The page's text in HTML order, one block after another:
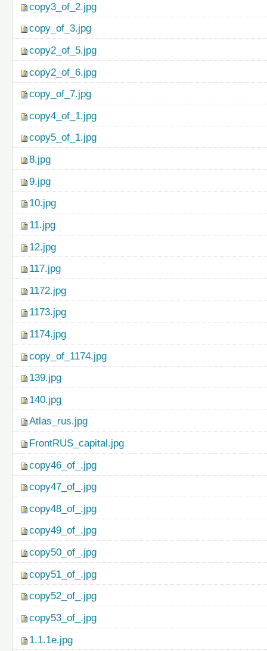
copy3_of_2.jpg
copy_of_3.jpg
copy2_of_5.jpg
copy2_of_6.jpg
copy_of_7.jpg
copy4_of_1.jpg
copy5_of_1.jpg
8.jpg
9.jpg
10.jpg
11.jpg
12.jpg
117.jpg
1172.jpg
1173.jpg
1174.jpg
copy_of_1174.jpg
139.jpg
140.jpg
Atlas_rus.jpg
FrontRUS_capital.jpg
copy46_of_.jpg
copy47_of_.jpg
copy48_of_.jpg
copy49_of_.jpg
copy50_of_.jpg
copy51_of_.jpg
copy52_of_.jpg
copy53_of_.jpg
1.1.1e.jpg